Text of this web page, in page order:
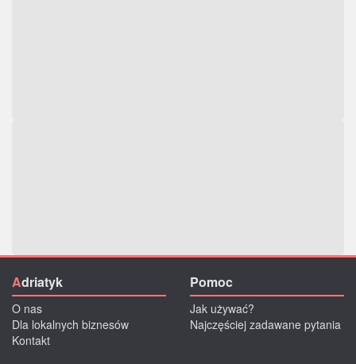
Adriatyk
O nas
Dla lokalnych biznesów
Kontakt
Pomoc
Jak używać?
Najczęściej zadawane pytania